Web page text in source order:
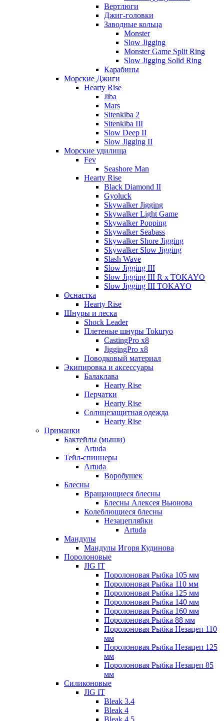
Вертлюги
Джиг-головки
Заводные кольца
Monster
Slow Jigging
Monster Game Split Ring
Slow Jigging Solid Ring
Карабины
Морские Джиги
Hearty Rise
Jiba
Mars
Sitenkiba 2
Sitenkiba III
Slow Deep II
Slow Jigging II
Морские удилища
Fev
Seashore Man
Hearty Rise
Black Diamond II
Gyoluck
Skywalker Jigging
Skywalker Light Game
Skywalker Popping
Skywalker Seabass
Skywalker Shore Jigging
Skywalker Slow Jigging
Slash Wave
Slow Jigging III
Slow Jigging III R x TOKAYO
Slow Jigging III TOKAYO
Оснастка
Hearty Rise
Шнуры и леска
Shock Leader
Плетеные шнуры Tokuryo
CastingPro x8
JiggingPro x8
Поводковый материал
Экипировка и аксессуары
Балаклава
Hearty Rise
Перчатки
Hearty Rise
Солнцезащитная одежда
Hearty Rise
Приманки
Бактейлы (мыши)
Artuda
Тейл-спиннеры
Artuda
Воробушек
Блесны
Вращающиеся блесны
Блесны Алексея Вьюнова
Колеблющиеся блесны
Незацепляйки
Artuda
Мандулы
Мандулы Игоря Кудинова
Поролоновые
JIG IT
Поролоновая Рыбка 105 мм
Поролоновая Рыбка 110 мм
Поролоновая Рыбка 125 мм
Поролоновая Рыбка 140 мм
Поролоновая Рыбка 160 мм
Поролоновая Рыбка 88 мм
Поролоновая Рыбка Незацеп 110
мм
Поролоновая Рыбка Незацеп 125
мм
Поролоновая Рыбка Незацеп 85
мм
Силиконовые
JIG IT
Bleak 3.4
Bleak 4
Bleak 4.5